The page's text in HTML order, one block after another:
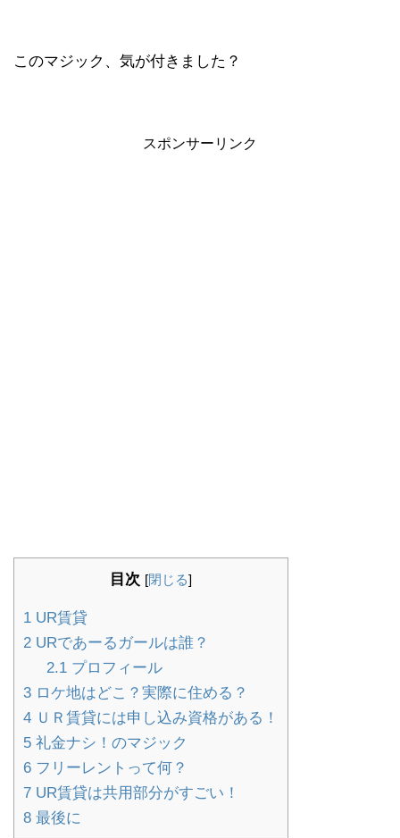
このマジック、気が付きました？
スポンサーリンク
目次 [閉じる]
1 UR賃貸
2 URであーるガールは誰？
2.1プロフィール
3 ロケ地はどこ？実際に住める？
4 ＵＲ賃貸には申し込み資格がある！
5 礼金ナシ！のマジック
6 フリーレントって何？
7 UR賃貸は共用部分がすごい！
8 最後に